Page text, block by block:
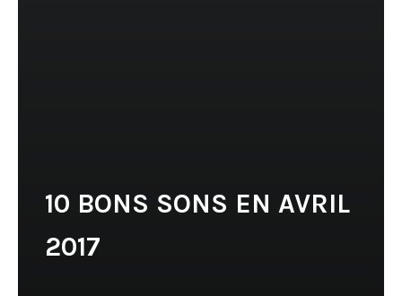
10 BONS SONS EN AVRIL
2017